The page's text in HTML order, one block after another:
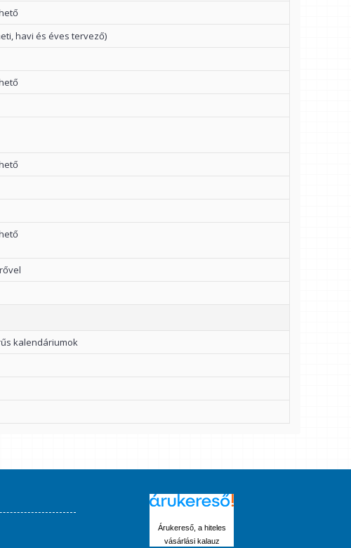
havi és éves tervező)
kalendáriumok
Árukereső, a hiteles
vásárlási kalauz